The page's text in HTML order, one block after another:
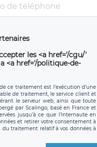
les <a href='/cgu/'
<a href='/politique-de-
ce traitement est l’exécution d’une
de traitement, le service client et
le serveur web, ainsi que toute
par Scalingo, basé en France et
jusqu’à ce que l’Internaute en
et retirer votre consentement à
traitement relatif à vos données à
ces droits auprès du délégué à la
à l’adresse mail suivante :